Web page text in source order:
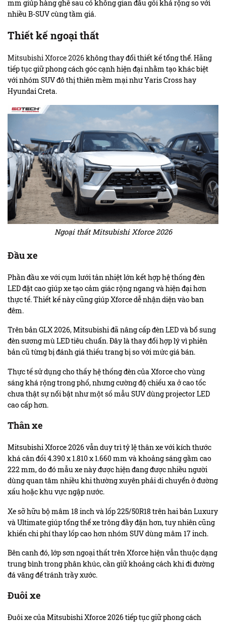
mm giúp hàng ghế sau có không gian đầu gối khá rộng so với
nhiều B-SUV cùng tầm giá.
Thiết kế ngoại thất
Mitsubishi Xforce 2026không thay đổi thiết kế tổng thể. Hãng
tiếp tục giữ phong cách góc cạnh hiện đại nhằm tạo khác biệt
với nhóm SUV đô thị thiên mềm mại như Yaris Cross hay
Hyundai Creta.
Ngoại thất Mitsubishi Xforce 2026
Đầu xe
Phần đầu xe với cụm lưới tản nhiệt lớn kết hợp hệ thống đèn
LED đặt cao giúp xe tạo cảm giác rộng ngang và hiện đại hơn
thực tế. Thiết kế này cũng giúp Xforce dễ nhận diện vào ban
đêm.
Trên bản GLX 2026, Mitsubishi đã nâng cấp đèn LED và bổ sung
đèn sương mù LED tiêu chuẩn. Đây là thay đổi hợp lý vì phiên
bản cũ từng bị đánh giá thiếu trang bị so với mức giá bán.
Thực tế sử dụng cho thấy hệ thống đèn của Xforce cho vùng
sáng khá rộng trong phố, nhưng cường độ chiếu xa ở cao tốc
chưa thật sự nổi bật như một số mẫu SUV dùng projector LED
cao cấp hơn.
Thân xe
Mitsubishi Xforce 2026 vẫn duy trì tỷ lệ thân xe với kích thước
khá cân đối 4.390 x 1.810 x 1.660 mm và khoảng sáng gầm cao
222 mm, do đó mẫu xe này được hiện đang được nhiều người
dùng quan tâm nhiều khi thường xuyên phải di chuyển ở đường
xấu hoặc khu vực ngập nước.
Xe sỡ hữu bộ mâm 18 inch và lốp 225/50R18 trên hai bản Luxury
và Ultimate giúp tổng thể xe trông đầy đặn hơn, tuy nhiên cũng
khiến chi phí thay lốp cao hơn nhóm SUV dùng mâm 17 inch.
Bên canh đó, lớp sơn ngoại thất trên Xforce hiện vẫn thuộc dạng
trung bình trong phân khúc, cần giữ khoảng cách khi đi đường
đá văng để tránh trầy xước.
Đuôi xe
Đuôi xe của Mitsubishi Xforce 2026 tiếp tục giữ phong cách